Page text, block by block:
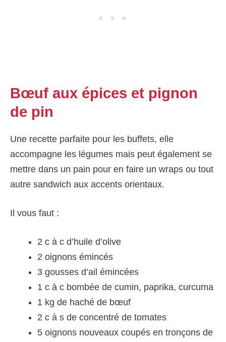
Bœuf aux épices et pignon
de pin
Une recette parfaite pour les buffets, elle
accompagne les légumes mais peut également se
mettre dans un pain pour en faire un wraps ou tout
autre sandwich aux accents orientaux.
Il vous faut :
2 c à c d’huile d’olive
2 oignons émincés
3 gousses d’ail émincées
1 c à c bombée de cumin, paprika, curcuma
1 kg de haché de bœuf
2 c à s de concentré de tomates
5 oignons nouveaux coupés en tronçons de